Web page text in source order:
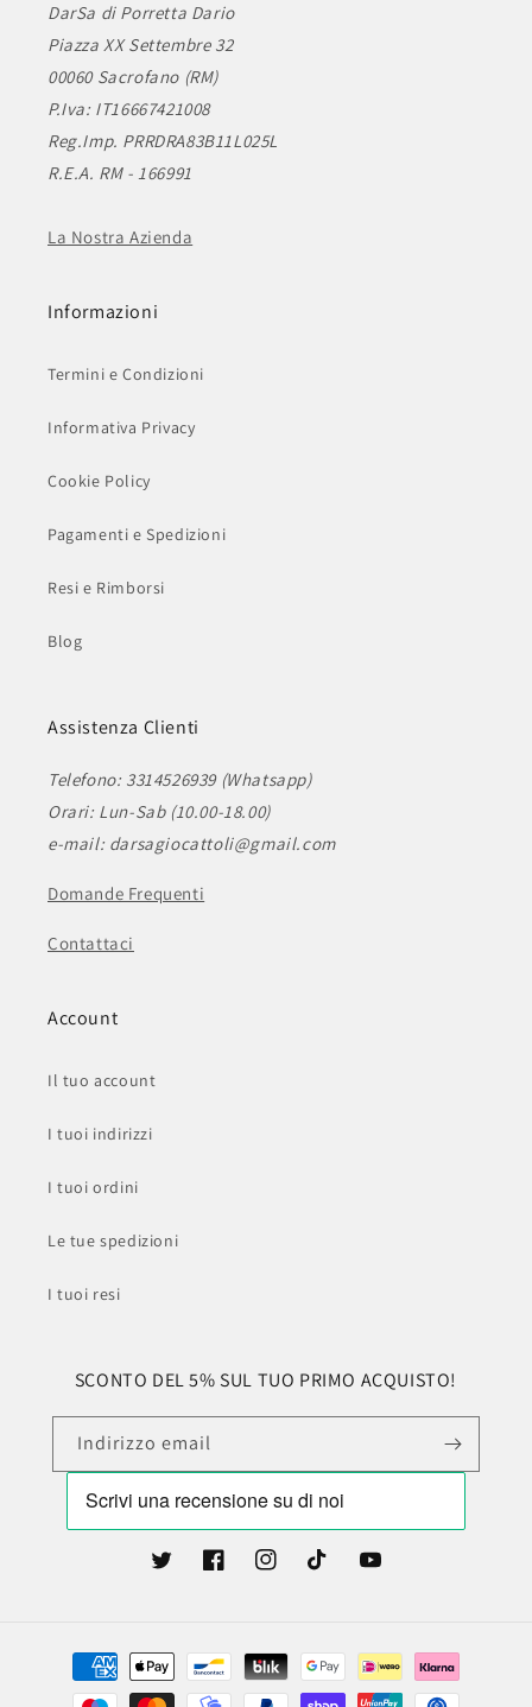
DarSa di Porretta Dario
Piazza XX Settembre 32
00060 Sacrofano (RM)
P.Iva: IT16667421008
Reg.Imp. PRRDRA83B11L025L
R.E.A. RM - 166991
La Nostra Azienda
Informazioni
Termini e Condizioni
Informativa Privacy
Cookie Policy
Pagamenti e Spedizioni
Resi e Rimborsi
Blog
Assistenza Clienti
Telefono: 3314526939 (Whatsapp)
Orari: Lun-Sab (10.00-18.00)
e-mail: darsagiocattoli@gmail.com
Domande Frequenti
Contattaci
Account
Il tuo account
I tuoi indirizzi
I tuoi ordini
Le tue spedizioni
I tuoi resi
SCONTO DEL 5% SUL TUO PRIMO ACQUISTO!
Indirizzo email
TwitterFacebookInstagramTikTok YouTube
Metodi